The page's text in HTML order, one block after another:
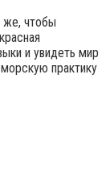
же, чтобы
и увидеть мир
практику